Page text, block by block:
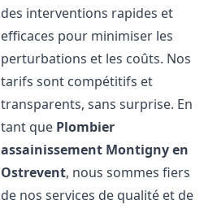
des interventions rapides et
efficaces pour minimiser les
perturbations et les coûts. Nos
tarifs sont compétitifs et
transparents, sans surprise. En
tant que Plombier
assainissement Montigny en
Ostrevent, nous sommes fiers
de nos services de qualité et de